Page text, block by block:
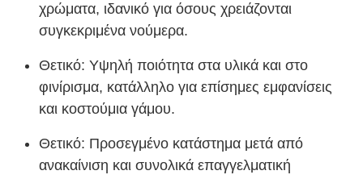
χρώματα, ιδανικό για όσους χρειάζονται
συγκεκριμένα νούμερα.
Θετικό: Υψηλή ποιότητα στα υλικά και στο
φινίρισμα, κατάλληλο για επίσημες εμφανίσεις
και κοστούμια γάμου.
Θετικό: Προσεγμένο κατάστημα μετά από
ανακαίνιση και συνολικά επαγγελματική